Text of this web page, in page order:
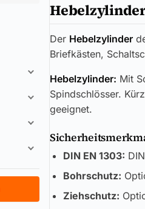
Der Hebelzylinder
Briefkästen,
Hebelzylinder: Mit
Spindschlösser.
geeignet.
DIN EN 1303:
Bohrschutz:
Ziehschutz: